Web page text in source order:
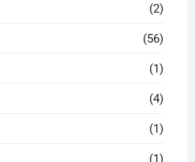
(2)
(56)
(1)
(4)
(1)
(1)